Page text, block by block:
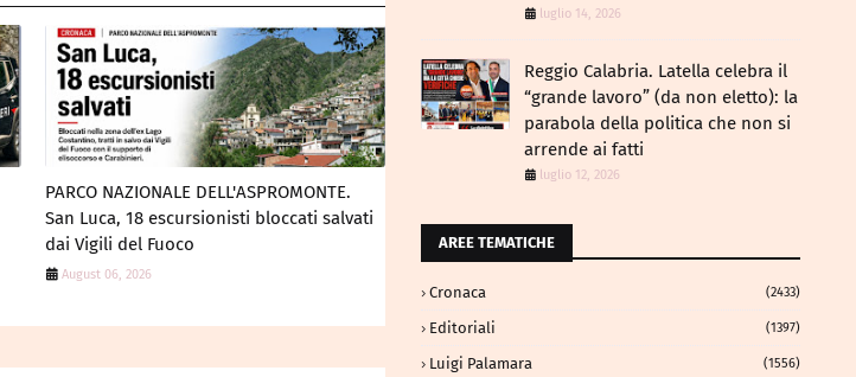
PARCO NAZIONALE DELL'ASPROMONTE.
San Luca, 18 escursionisti bloccati salvati
dai Vigili del Fuoco
August 06, 2026
luglio 14, 2026
Reggio Calabria. Latella celebra il
“grande lavoro” (da non eletto): la
parabola della politica che non si
arrende ai fatti
luglio 12, 2026
AREE TEMATICHE
Cronaca (2433)
Editoriali (1397)
Luigi Palamara (1556)